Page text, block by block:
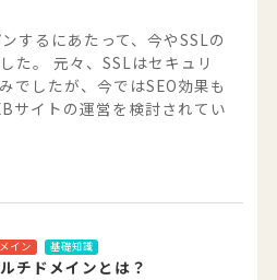
するにあたって、今やSSLの
た。 元々、SSLはセキュリ
でしたが、今ではSEO効果も
サイトの運営を検討されてい
イン 基礎知識
チドメインとは？